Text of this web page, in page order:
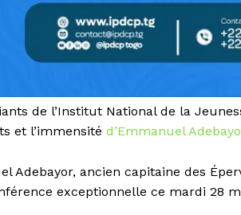
de l’Institut National de la
et l’immensité d’Emmanuel
Adebayor, ancien capitaine des
exceptionnelle ce mardi 28